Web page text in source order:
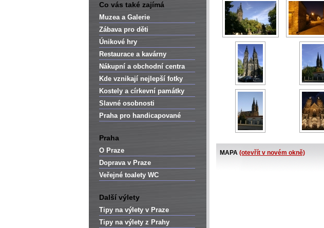
Co vás také zajímá
Muzea a Galerie
Zábava pro děti
Únikové hry
Restaurace a kavárny
Nákupní a obchodní centra
Kde vznikají nejlepší fotky
Kostely a církevní památky
Slavné osobnosti
Praha pro handicapované
Praha
O Praze
Doprava v Praze
Veřejné toalety WC
Další výlety
Tipy na výlety v Praze
Tipy na výlety z Prahy
MAPA (otevřít v novém okně)